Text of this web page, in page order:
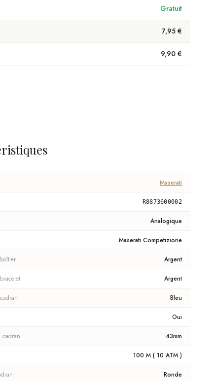
Gratuit
7,95 €
9,90 €
Maserati
R8873600002
Analogique
Maserati Competizione
Argent
Argent
Bleu
Oui
cadran 43mm
100 M ( 10 ATM )
Ronde